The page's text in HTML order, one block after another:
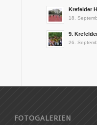
Krefelder
18.
9.
26.
FOTOGALERIEN